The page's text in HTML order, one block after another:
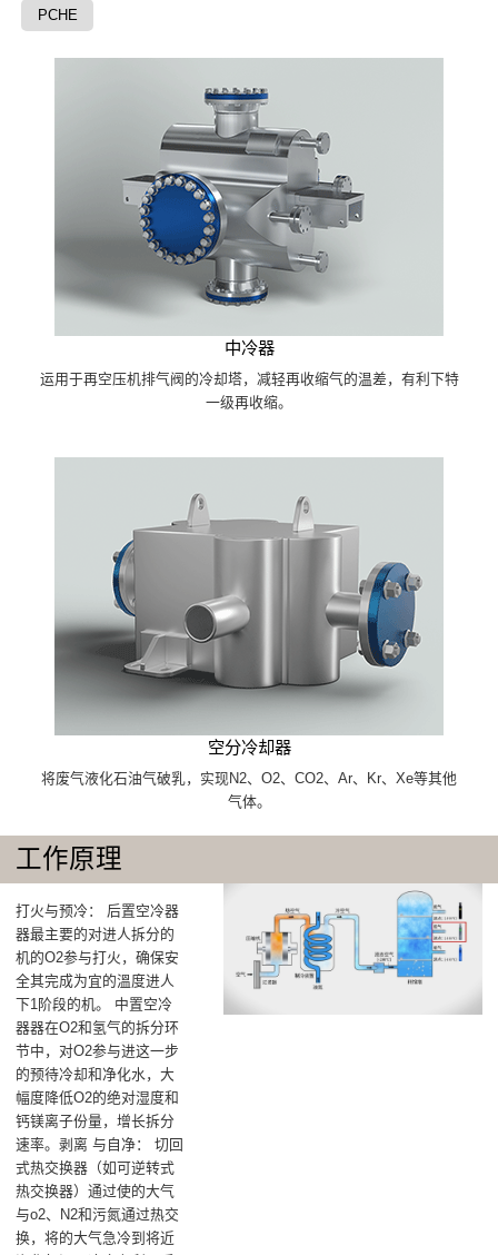
PCHE
中冷器
运用于再空压机排气阀的冷却塔，减轻再收缩气的温差，有利下特
一级再收缩。
空分冷却器
将废气液化石油气破乳，实现N2、O2、CO2、Ar、Kr、Xe等其他
气体。
工作原理
打火与预冷‌： 后置空冷器
器最主要的对进人拆分的
机的O2参与打火，确保安
全其完成为宜的溫度进人
下1阶段的机‌。 中置空冷
器器在O2和氢气的拆分环
节中，对O2参与进这一步
的预待冷却和净化水，大
幅度降低O2的绝对湿度和
钙镁离子份量，增长拆分
速率‌。剥离 与自净‌： 切回
式热交换器（如可逆转式
热交换器）通过使的大气
与o2、N2和污氮通过热交
换，将的大气急冷到将近